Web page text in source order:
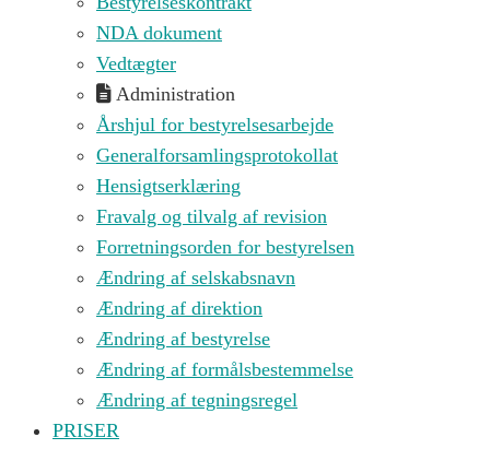
NDA dokument
Vedtægter
Administration
Årshjul for bestyrelsesarbejde
Generalforsamlingsprotokollat
Hensigtserklæring
Fravalg og tilvalg af revision
Forretningsorden for bestyrelsen
Ændring af selskabsnavn
Ændring af direktion
Ændring af bestyrelse
Ændring af formålsbestemmelse
Ændring af tegningsregel
PRISER